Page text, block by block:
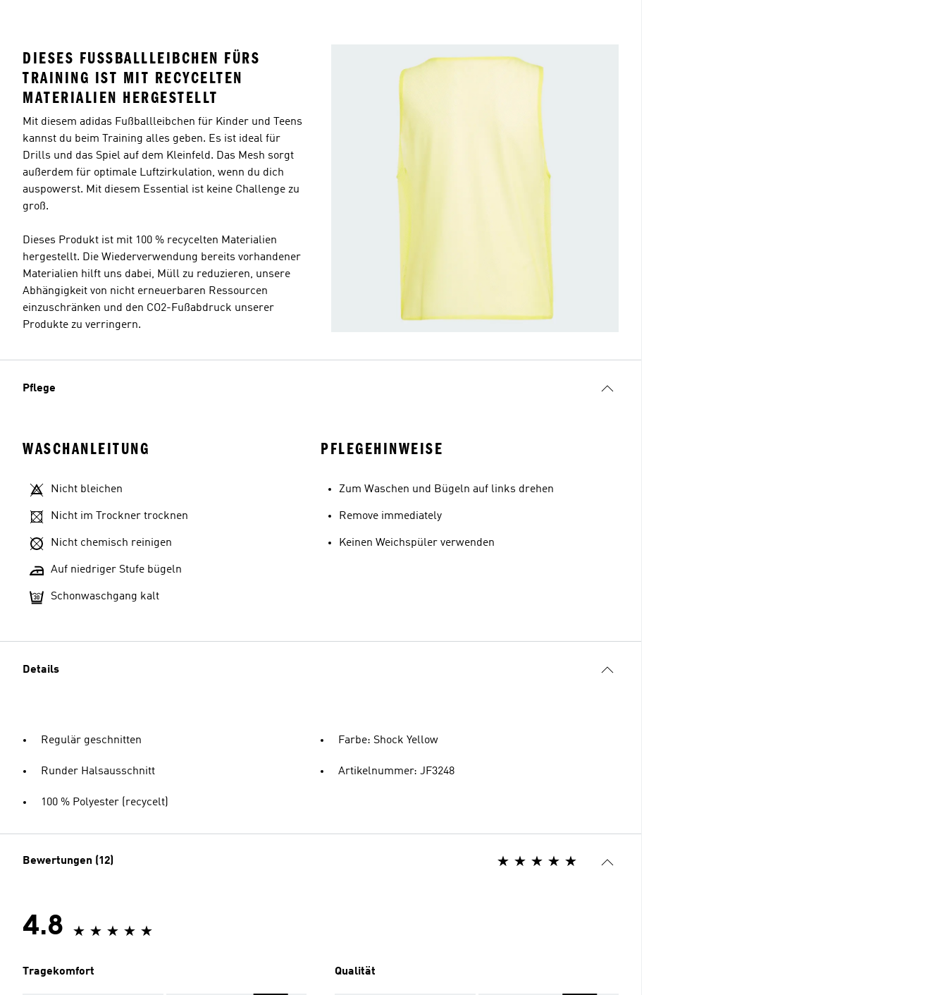
DIESES FUSSBALLLEIBCHEN FÜRS T
RAINING IST MIT RECYCELTEN M
ATERIALIEN HERGESTELLT
Mit diesem adidas Fußballleibchen für Kinder und Teens
kannst du beim Training alles geben. Es ist ideal für
Drills und das Spiel auf dem Kleinfeld. Das Mesh sorgt
außerdem für optimale Luftzirkulation, wenn du dich
auspowerst. Mit diesem Essential ist keine Challenge zu
groß.
Dieses Produkt ist mit 100 % recycelten Materialien
hergestellt. Die Wiederverwendung bereits vorhandener
Materialien hilft uns dabei, Müll zu reduzieren, unsere
Abhängigkeit von nicht erneuerbaren Ressourcen
einzuschränken und den CO2-Fußabdruck unserer
Produkte zu verringern.
Pflege
WASCHANLEITUNG
Nicht bleichen
Nicht im Trockner trocknen
Nicht chemisch reinigen
Auf niedriger Stufe bügeln
Schonwaschgang kalt
PFLEGEHINWEISE
Zum Waschen und Bügeln auf links drehen
Remove immediately
Keinen Weichspüler verwenden
Details
Regulär geschnitten
Runder Halsausschnitt
100 % Polyester (recycelt)
Farbe: Shock Yellow
Artikelnummer: JF3248
Bewertungen (12)
4.8
Tragekomfort Qualität